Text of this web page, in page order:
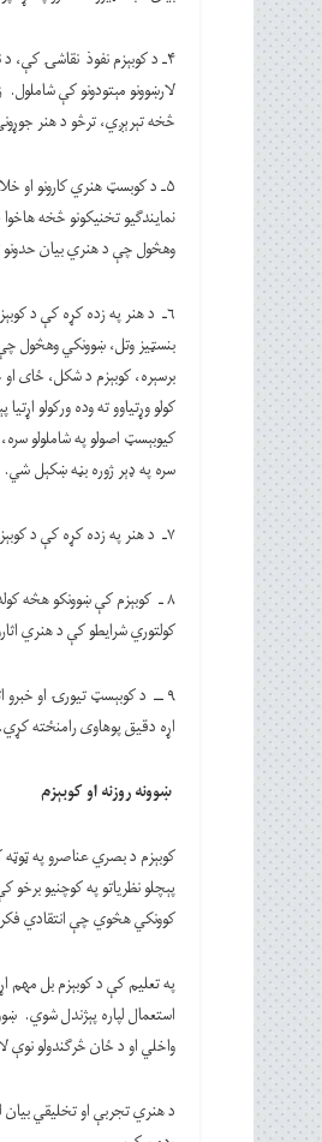
۴ـ د کوبېزم نفوذ نقاشۍ
لارښوونو مېتودونو کې
څخه تېرېږي، ترڅو د هنر
۵ـ د کوبسټ هنري کارونو او
نمایندګیو تخنیکونو څخه
وهڅول چې د هنري بیان
۶ـ د هنر په زده کړه کې د
بنسټیز وتل، ښوونکي وهڅول
برسېره، کوبېزم د شکل، ځای
کولو وړتیاوو ته وده ورکولو
کیوبېسټ اصولو په شاملولو
سره په ډېر ژوره بڼه ښکېل شي.
۷ـ د هنر په زده کړه کې د کوبېزم اغېزې هم د هنر تنقید او تیورۍ په ډګر کې څرګند شو.
۸ ـ کوبېزم کې ښوونکو هڅه
کولتوري شرایطو کې د هنري
۹ ــ د کوبېسټ تیورۍ او
اړه دقیق پوهاوی رامنځته کړي.
ښوونه روزنه او کوبېزم
کوبېزم د بصري عناصرو په ټوټه
پېچلو نظریاتو په کوچنیو برخو
کوونکي هڅوي چې انتقادي فکر
په تعلیم کې د کوبېزم بل مهم
استعمال لپاره پېژندل شوي.
واخلي او د ځان څرګندولو نوې
د هنري تجربې او تخلیقي بیان